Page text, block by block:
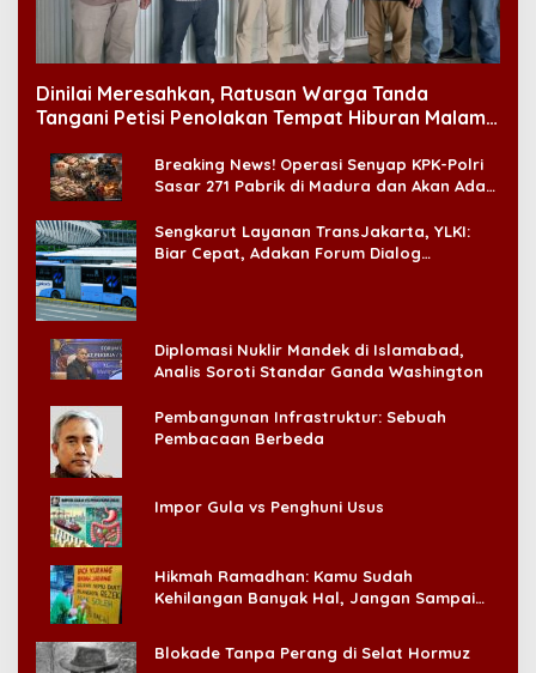
Dinilai Meresahkan, Ratusan Warga Tanda
Tangani Petisi Penolakan Tempat Hiburan Malam
Breaking News! Operasi Senyap KPK-Polri
Sasar 271 Pabrik di Madura dan Akan Ada
Sengkarut Layanan TransJakarta, YLKI:
Biar Cepat, Adakan Forum Dialog
Diplomasi Nuklir Mandek di Islamabad,
Analis Soroti Standar Ganda Washington
Pembangunan Infrastruktur: Sebuah
Pembacaan Berbeda
Impor Gula vs Penghuni Usus
Hikmah Ramadhan: Kamu Sudah
Kehilangan Banyak Hal, Jangan Sampai
Blokade Tanpa Perang di Selat Hormuz